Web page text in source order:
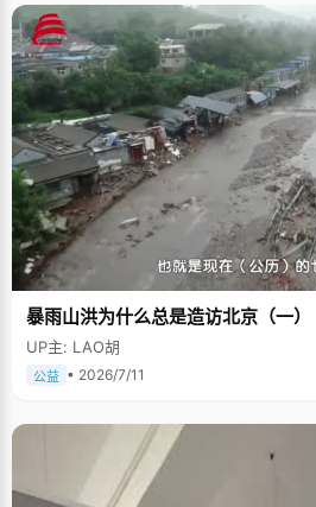
暴雨山洪为什么总是造访北京（一）
UP主: LAO胡
公益 • 2026/7/11